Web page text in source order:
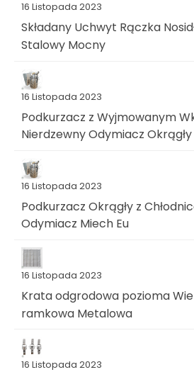
16 Listopada 2023
Składany Uchwyt Rączka
Stalowy Mocny
16 Listopada 2023
Podkurzacz z Wyjmowanym
Nierdzewny Odymiacz Okrągły
16 Listopada 2023
Podkurzacz Okrągły z
Odymiacz Miech Eu
16 Listopada 2023
Krata odgrodowa pozioma
ramkowa Metalowa
16 Listopada 2023